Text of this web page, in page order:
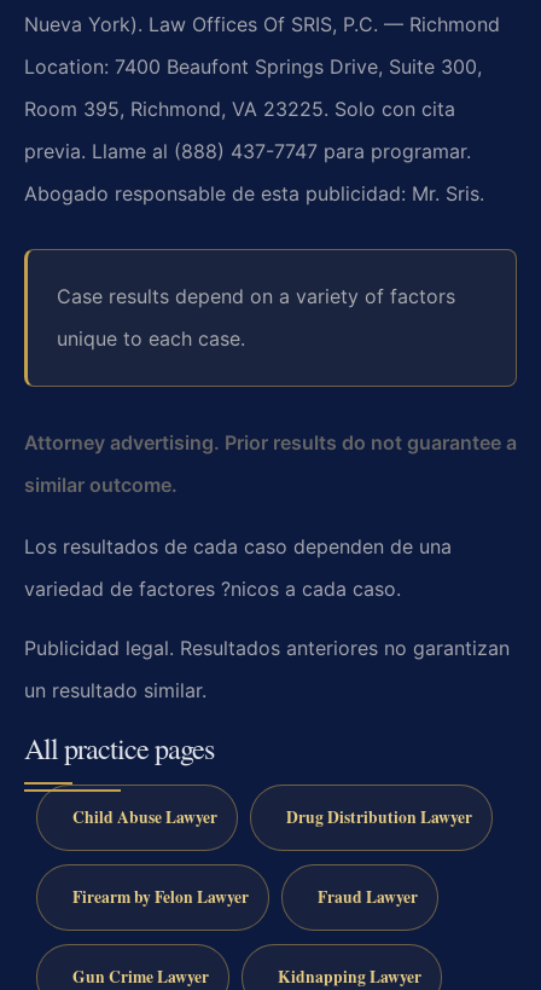
Nueva York). Law Offices Of SRIS, P.C. — Richmond
Location: 7400 Beaufont Springs Drive, Suite 300,
Room 395, Richmond, VA 23225. Solo con cita
previa. Llame al (888) 437-7747 para programar.
Abogado responsable de esta publicidad: Mr. Sris.
Case results depend on a variety of factors
unique to each case.
Attorney advertising. Prior results do not guarantee a
similar outcome.
Los resultados de cada caso dependen de una
variedad de factores ?nicos a cada caso.
Publicidad legal. Resultados anteriores no garantizan
un resultado similar.
All practice pages
Child Abuse Lawyer Drug Distribution Lawyer
Firearm by Felon Lawyer Fraud Lawyer
Gun Crime Lawyer Kidnapping Lawyer